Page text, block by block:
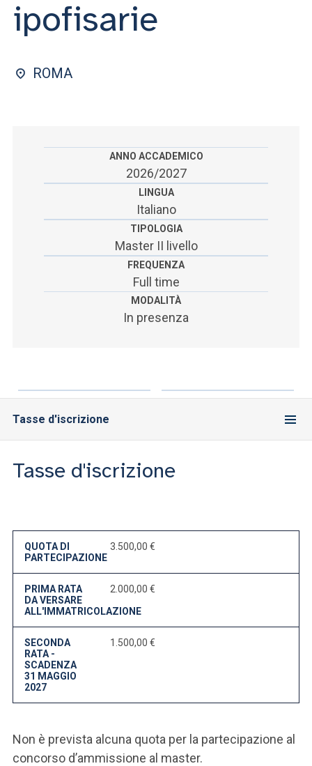
SEI UN DOCENTE O UN MEMBRO DELLO STAFF
ACCEDI A CLOUDMAIL
ipofisarie
ROMA
ANNO ACCADEMICO
2026/2027
LINGUA
Italiano
TIPOLOGIA
Master II livello
FREQUENZA
Full time
MODALITÀ
In presenza
Tasse d'iscrizione
Tasse d'iscrizione
QUOTA DI
PARTECIPAZIONE
3.500,00 €
PRIMA RATA
DA VERSARE
ALL'IMMATRICOLAZIONE
2.000,00 €
SECONDA
RATA -
SCADENZA
31 MAGGIO
2027
1.500,00 €
Non è prevista alcuna quota per la partecipazione al
concorso d’ammissione al master.